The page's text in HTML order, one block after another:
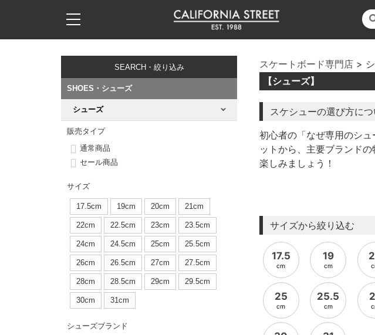
SEARCH・絞り込み
SHOES・シューズ
シューズ
販売タイプ
通常商品
セール商品
サイズ
17.5cm 19cm 20cm 21cm
22cm 22.5cm 23cm 23.5cm
24cm 24.5cm 25cm 25.5cm
26cm 26.5cm 27cm 27.5cm
28cm 28.5cm 29cm 29.5cm
30cm 31cm
シューズブランド
スケートボード専門店
【シューズ】
スケシューの選び方につ
初心者の「なぜ専用のシ
ットから、主要ブランド
楽しみましょう！
サイズから絞り込む
17.5
cm
19
cm
25
cm
25.5
cm
11,000円以上で送料無料！
コンプリートセット（完成品）
11,000円以上で送料無料！
デッキ新着一覧
デッキブランド一覧（全てのデッキ）
11,000円以上で送料無料！
トラック新着一覧
トラックブランド一覧（全てのトラック）
11,000円以上で送料無料！
ウィール新着一覧
ウィールブランド一覧（全てのウィール）
スピットファイヤー F4（フォーミュラフォー）
ボーンズ XF（エックスフォーミュラ）
ボーンズ STF（エスティーエフ）
パウエルペラルタ DF（ドラゴンフォーミュラ）
ソフトウィール（クルーザー）
ベアリング
デッキテープ
パーツ・その他
11,000円以上で送料無料！
シューズ新着一覧
シューズブランド一覧
シューレース・その他
11,000円以上で送料無料！
ロングスリーブTシャツ
トレーナー・セーター
長袖ボタンシャツ
11,000円以上で送料無料！
最新ブログ一覧
11,000円以上で送料無料！
スタッフおすすめアイテム
スケートパーク情報
11,000円以上で送料無料！
ショップライダー紹介
カリフォルニアストリートの歴史
プライバシーポリシー
特定商取引法に基づく表記